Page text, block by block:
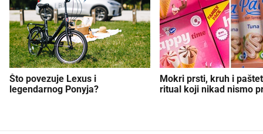
Što povezuje Lexus i
legendarnog Ponyja?
Mokri prsti, kruh i
ritual koji nikad nismo